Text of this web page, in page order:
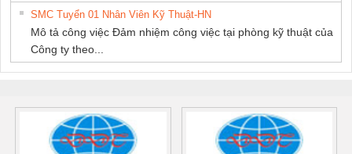
SMC Tuyển 01 Nhân Viên Kỹ Thuật-HN
Mô tả công việc Đảm nhiệm công việc tại phòng kỹ thuật của
Công ty theo...